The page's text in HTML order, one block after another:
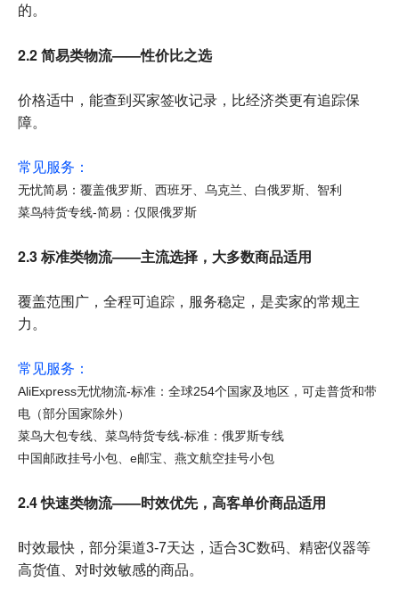
的。
2.2 简易类物流——性价比之选
价格适中，能查到买家签收记录，比经济类更有追踪保
障。
常见服务：
无忧简易：覆盖俄罗斯、西班牙、乌克兰、白俄罗斯、智利
菜鸟特货专线-简易：仅限俄罗斯
2.3 标准类物流——主流选择，大多数商品适用
覆盖范围广，全程可追踪，服务稳定，是卖家的常规主
力。
常见服务：
AliExpress无忧物流-标准：全球254个国家及地区，可走普货和带
电（部分国家除外）
菜鸟大包专线、菜鸟特货专线-标准：俄罗斯专线
中国邮政挂号小包、e邮宝、燕文航空挂号小包
2.4 快速类物流——时效优先，高客单价商品适用
时效最快，部分渠道3-7天达，适合3C数码、精密仪器等
高货值、对时效敏感的商品。